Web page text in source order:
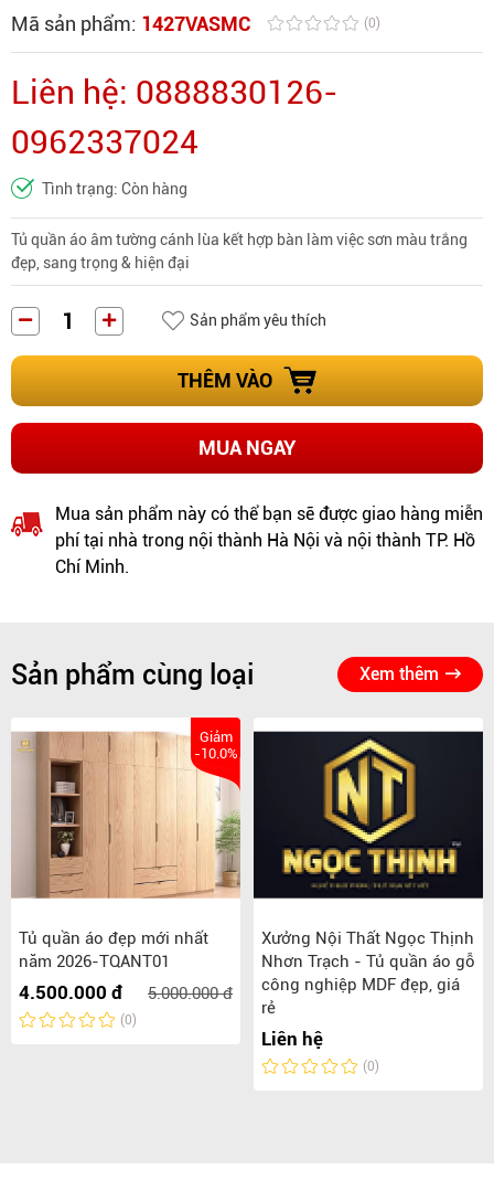
Mã sản phẩm: 1427VASMC (0)
Liên hệ: 0888830126-
0962337024
Tình trạng: Còn hàng
Tủ quần áo âm tường cánh lùa kết hợp bàn làm việc sơn màu trắng
đẹp, sang trọng & hiện đại
Sản phẩm yêu thích
THÊM VÀO
MUA NGAY
Mua sản phẩm này có thể bạn sẽ được giao hàng miễn
phí tại nhà trong nội thành Hà Nội và nội thành TP. Hồ
Chí Minh.
Sản phẩm cùng loại Xem thêm
Giảm
-10.0%
Tủ quần áo đẹp mới nhất
năm 2026-TQANT01
4.500.000 đ 5.000.000 đ
(0)
Xưởng Nội Thất Ngọc Thịnh
Nhơn Trạch - Tủ quần áo gỗ
công nghiệp MDF đẹp, giá
rẻ
Liên hệ
(0)